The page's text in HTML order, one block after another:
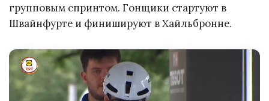
групповым спринтом. Гонщики стартуют в
Швайнфурте и финишируют в Хайльбронне.